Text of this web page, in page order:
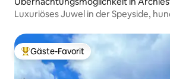
Luxuriöses Juwel in der Speyside,
Beliebter Gäste-Favorit.
Gäste-Favorit